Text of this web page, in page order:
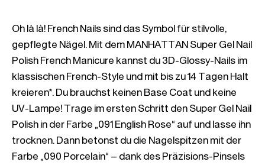
Oh là là! French Nails sind das Symbol für stilvolle,
gepflegte Nägel. Mit dem MANHATTAN Super Gel Nail
Polish French Manicure kannst du 3D-Glossy-Nails im
klassischen French-Style und mit bis zu 14 Tagen Halt
kreieren*. Du brauchst keinen Base Coat und keine
UV-Lampe! Trage im ersten Schritt den Super Gel Nail
Polish in der Farbe „091 English Rose“ auf und lasse ihn
trocknen. Dann betonst du die Nagelspitzen mit der
Farbe „090 Porcelain“ – dank des Präzisions-Pinsels